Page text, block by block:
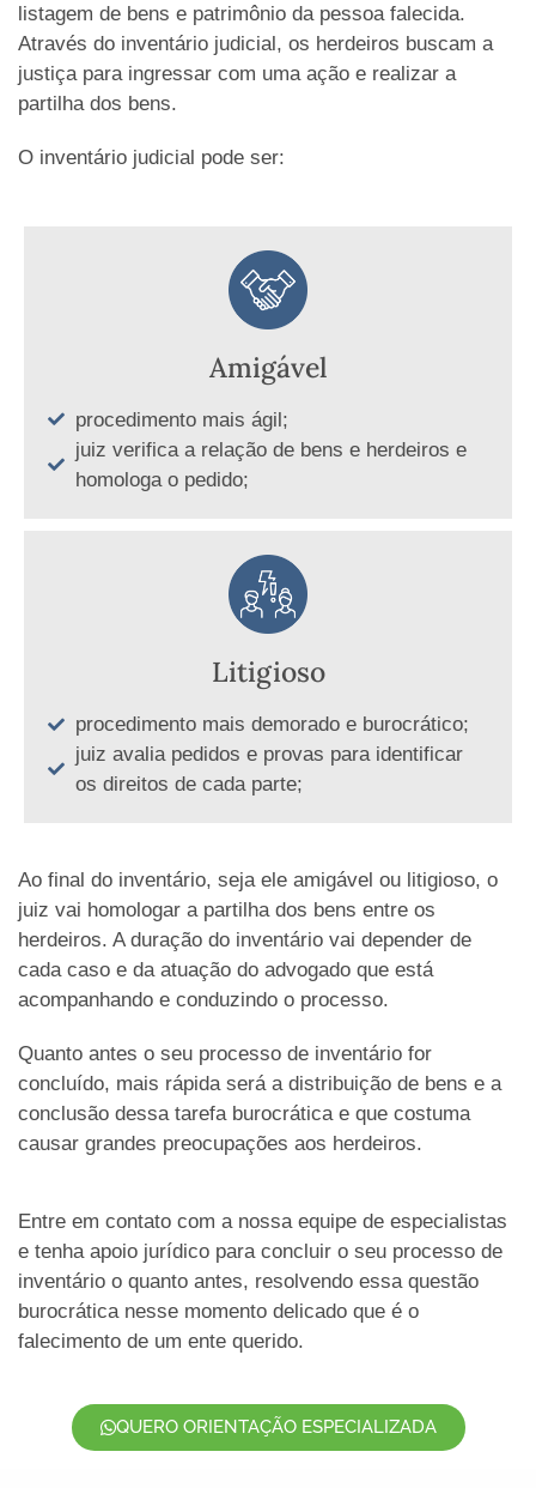
listagem de bens e patrimônio da pessoa falecida.
Através do inventário judicial, os herdeiros buscam a
justiça para ingressar com uma ação e realizar a
partilha dos bens.
O inventário judicial pode ser:
Amigável
procedimento mais ágil;
juiz verifica a relação de bens e herdeiros e
homologa o pedido;
Litigioso
procedimento mais demorado e burocrático;
juiz avalia pedidos e provas para identificar
os direitos de cada parte;
Ao final do inventário, seja ele amigável ou litigioso, o
juiz vai homologar a partilha dos bens entre os
herdeiros. A duração do inventário vai depender de
cada caso e da atuação do advogado que está
acompanhando e conduzindo o processo.
Quanto antes o seu processo de inventário for
concluído, mais rápida será a distribuição de bens e a
conclusão dessa tarefa burocrática e que costuma
causar grandes preocupações aos herdeiros.
Entre em contato com a nossa equipe de especialistas
e tenha apoio jurídico para concluir o seu processo de
inventário o quanto antes, resolvendo essa questão
burocrática nesse momento delicado que é o
falecimento de um ente querido.
QUERO ORIENTAÇÃO ESPECIALIZADA